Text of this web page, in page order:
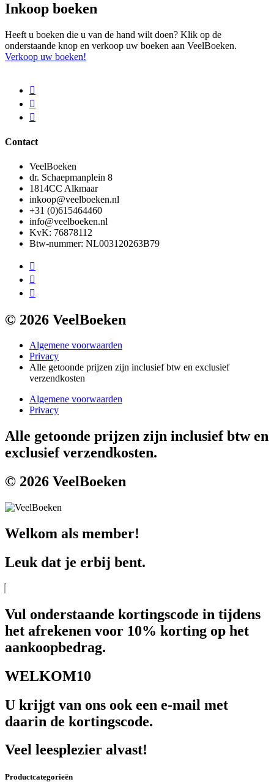
Inkoop boeken
Heeft u boeken die u van de hand wilt doen? Klik op de
onderstaande knop en verkoop uw boeken aan VeelBoeken.
Verkoop uw boeken!
Contact
VeelBoeken
dr. Schaepmanplein 8
1814CC Alkmaar
inkoop@veelboeken.nl
+31 (0)615464460
info@veelboeken.nl
KvK: 76878112
Btw-nummer: NL003120263B79
© 2026 VeelBoeken
Algemene voorwaarden
Privacy
Alle getoonde prijzen zijn inclusief btw en exclusief
verzendkosten
Algemene voorwaarden
Privacy
Alle getoonde prijzen zijn inclusief btw en
exclusief verzendkosten.
© 2026 VeelBoeken
Welkom als member!
Leuk dat je erbij bent.
Vul onderstaande kortingscode in tijdens
het afrekenen voor 10% korting op het
aankoopbedrag.
WELKOM10
U krijgt van ons ook een e-mail met
daarin de kortingscode.
Veel leesplezier alvast!
Productcategorieën